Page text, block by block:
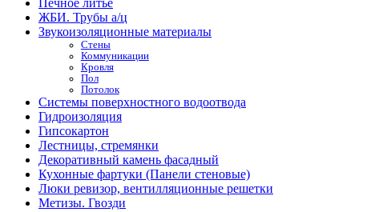
Печное литье
ЖБИ. Трубы а/ц
Звукоизоляционные материалы
Стены
Коммуникации
Кровля
Пол
Потолок
Системы поверхностного водоотвода
Гидроизоляция
Гипсокартон
Лестницы, стремянки
Декоративный камень фасадный
Кухонные фартуки (Панели стеновые)
Люки ревизор, вентилляционные решетки
Метизы. Гвозди